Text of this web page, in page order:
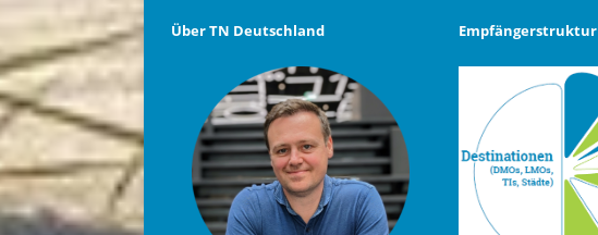
Über TN Deutschland Empfängerstruktur